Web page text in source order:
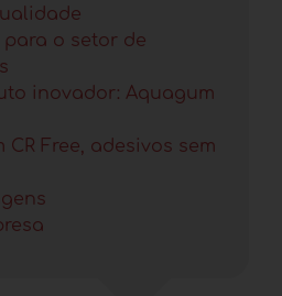
para o setor de
inovador: Aquagum
CR Free, adesivos sem